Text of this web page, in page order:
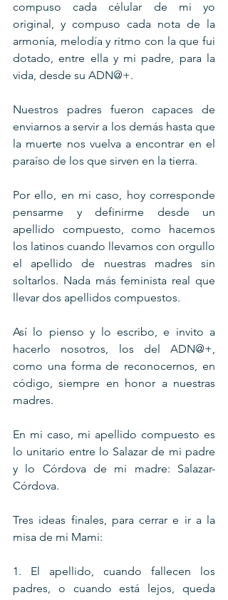
compuso cada célular de mi yo
original, y compuso cada nota de la
armonía, melodía y ritmo con la que fui
dotado, entre ella y mi padre, para la
vida, desde su ADN@+.
Nuestros padres fueron capaces de
enviarnos a servir a los demás hasta que
la muerte nos vuelva a encontrar en el
paraíso de los que sirven en la tierra.
Por ello, en mi caso, hoy corresponde
pensarme y definirme desde un
apellido compuesto, como hacemos
los latinos cuando llevamos con orgullo
el apellido de nuestras madres sin
soltarlos. Nada más feminista real que
llevar dos apellidos compuestos.
Así lo pienso y lo escribo, e invito a
hacerlo nosotros, los del ADN@+,
como una forma de reconocernos, en
código, siempre en honor a nuestras
madres.
En mi caso, mi apellido compuesto es
lo unitario entre lo Salazar de mi padre
y lo Córdova de mi madre: Salazar-
Córdova.
Tres ideas finales, para cerrar e ir a la
misa de mi Mami:
1. El apellido, cuando fallecen los
padres, o cuando está lejos, queda